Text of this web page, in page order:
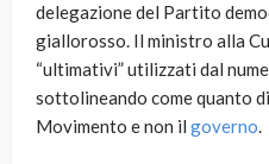
delegazione del Partito
giallorosso. Il ministro alla
“ultimativi” utilizzati dal
sottolineando come quanto
Movimento e non il governo.